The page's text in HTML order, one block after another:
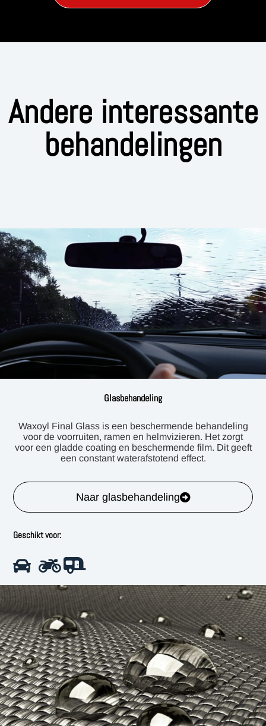
Andere interessante
behandelingen
Glasbehandeling
Waxoyl Final Glass is een beschermende behandeling
voor de voorruiten, ramen en helmvizieren. Het zorgt
voor een gladde coating en beschermende film. Dit geeft
een constant waterafstotend effect.
Naar glasbehandeling
Geschikt voor: